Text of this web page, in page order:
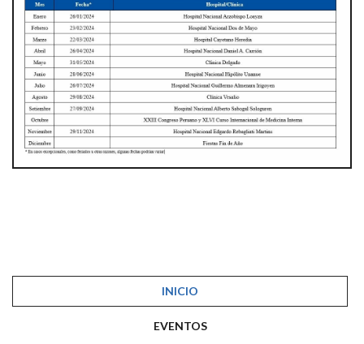
INICIO
EVENTOS